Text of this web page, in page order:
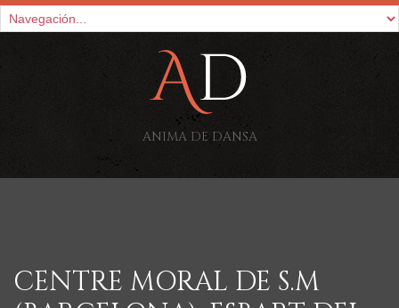
ANIMA DE DANSA
CENTRE MORAL DE S.M